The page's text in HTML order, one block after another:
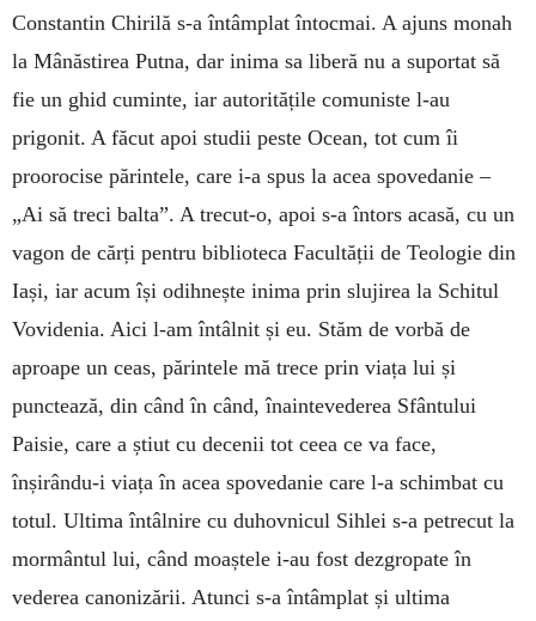
Constantin Chirilă s-a întâmplat întocmai. A ajuns monah
la Mânăstirea Putna, dar inima sa liberă nu a suportat să
fie un ghid cuminte, iar autoritățile comuniste l-au
prigonit. A făcut apoi studii peste Ocean, tot cum îi
proorocise părintele, care i-a spus la acea spovedanie –
„Ai să treci balta”. A trecut-o, apoi s-a întors acasă, cu un
vagon de cărți pentru biblioteca Facultății de Teologie din
Iași, iar acum își odihnește inima prin slujirea la Schitul
Vovidenia. Aici l-am întâlnit și eu. Stăm de vorbă de
aproape un ceas, părintele mă trece prin viața lui și
punctează, din când în când, înaintevederea Sfântului
Paisie, care a știut cu decenii tot ceea ce va face,
înșirându-i viața în acea spovedanie care l-a schimbat cu
totul. Ultima întâlnire cu duhovnicul Sihlei s-a petrecut la
mormântul lui, când moaștele i-au fost dezgropate în
vederea canonizării. Atunci s-a întâmplat și ultima